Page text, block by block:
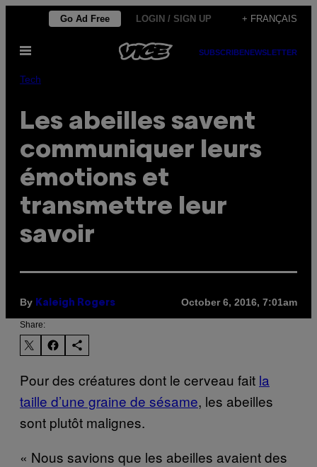
content
Go Ad Free LOGIN / SIGN UP + FRANÇAIS
Open
SUBSCRIBENEWSLETTER
Tech
Les abeilles savent
communiquer leurs
émotions et
transmettre leur
savoir
By Kaleigh Rogers October 6, 2016, 7:01am
Share:
Pour des créatures dont le cerveau fait la
taille d’une graine de sésame, les abeilles
sont plutôt malignes.
« Nous savions que les abeilles avaient des